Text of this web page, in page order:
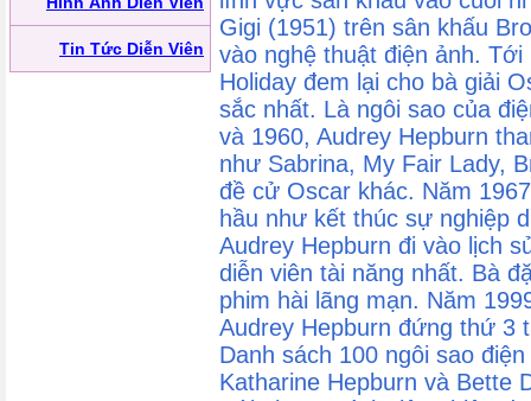
Tin Tức Diễn Viên
Gigi (1951) trên sân khấu
vào nghệ thuật điện ảnh.
Holiday đem lại cho bà giải
sắc nhất. Là ngôi sao của
và 1960, Audrey Hepburn
như Sabrina, My Fair Lady,
đề cử Oscar khác. Năm
hầu như kết thúc sự nghiệp
Audrey Hepburn đi vào lịch
diễn viên tài năng nhất. Bà
phim hài lãng mạn. Năm
Audrey Hepburn đứng thứ 3
Danh sách 100 ngôi sao
Katharine Hepburn và Bette